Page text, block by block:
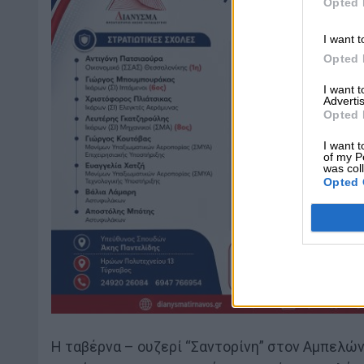
I want
Opted
I want
Opted
I want
of my
was
Opted
Η ταβέρνα – ουζερί “Σαντορίνη” στον